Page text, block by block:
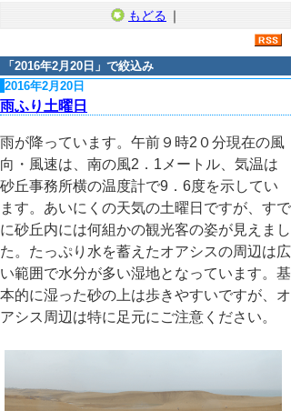
もどる ｜
「 2016年2月20日 」で絞込み
2016年2月20日
雨ふり土曜日
雨が降っています。午前９時2０分現在の風
向・風速は、南の風2．1メートル、気温は
砂丘事務所横の温度計で9．6度を示してい
ます。あいにくの天気の土曜日ですが、すで
に砂丘内には何組かの観光客の姿が見えまし
た。たっぷり水を蓄えたオアシスの周辺は広
い範囲で水分が多い湿地となっています。基
本的に湿った砂の上は歩きやすいですが、オ
アシス周辺は特に足元にご注意ください。